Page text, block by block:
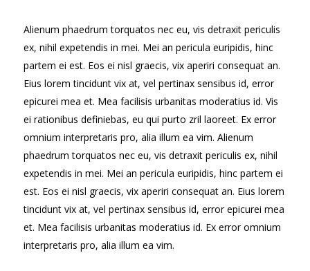
Alienum phaedrum torquatos nec eu, vis detraxit periculis
ex, nihil expetendis in mei. Mei an pericula euripidis, hinc
partem ei est. Eos ei nisl graecis, vix aperiri consequat an.
Eius lorem tincidunt vix at, vel pertinax sensibus id, error
epicurei mea et. Mea facilisis urbanitas moderatius id. Vis
ei rationibus definiebas, eu qui purto zril laoreet. Ex error
omnium interpretaris pro, alia illum ea vim. Alienum
phaedrum torquatos nec eu, vis detraxit periculis ex, nihil
expetendis in mei. Mei an pericula euripidis, hinc partem ei
est. Eos ei nisl graecis, vix aperiri consequat an. Eius lorem
tincidunt vix at, vel pertinax sensibus id, error epicurei mea
et. Mea facilisis urbanitas moderatius id. Ex error omnium
interpretaris pro, alia illum ea vim.